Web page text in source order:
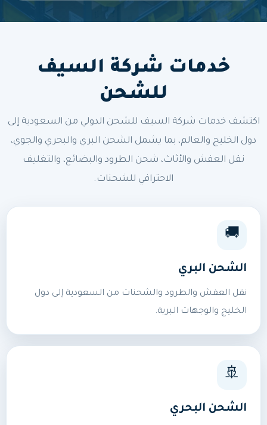
خدمات شركة السيف
للشحن
اكتشف خدمات شركة السيف للشحن الدولي من السعودية إلى
دول الخليج والعالم، بما يشمل الشحن البري والبحري والجوي،
نقل العفش والأثاث، شحن الطرود والبضائع، والتغليف
الاحترافي للشحنات.
🚚
الشحن البري
نقل العفش والطرود والشحنات من السعودية إلى دول
الخليج والوجهات البرية.
🚢
الشحن البحري